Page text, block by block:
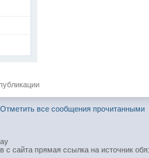
Отметить все сообщения прочитанными
с сайта прямая ссылка на источник